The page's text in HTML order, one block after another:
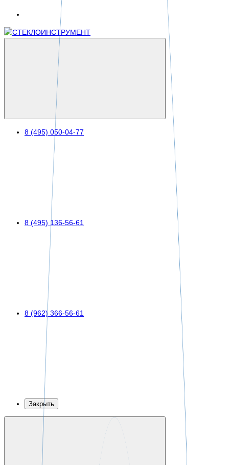
8 (495) 050-04-77
8 (495) 136-56-61
8 (962) 366-56-61
Закрыть